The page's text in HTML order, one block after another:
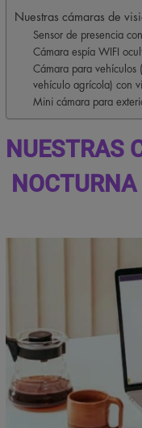
Nuestras cámaras de
Sensor de presencia
Cámara espía WIFI
Cámara para vehículos
vehículo agrícola) con
Mini cámara para
NUESTRAS